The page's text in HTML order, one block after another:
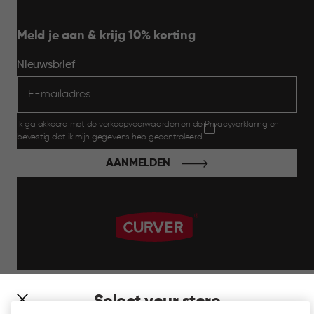
Select your store
Meld je aan & krijg 10% korting
Nieuwsbrief
Ik ga akkoord met de verkoopvoorwaarden en dePrivacyverklaring en
bevestig dat ik mijn gegevens heb gecontroleerd.
AANMELDEN